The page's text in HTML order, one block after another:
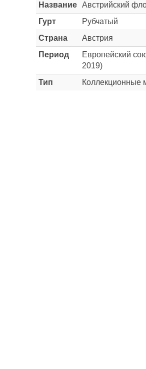
Название Австрийский
Гурт
Рубчатый
Страна
Австрия
Период
Европейский
2019)
Тип
Коллекционные